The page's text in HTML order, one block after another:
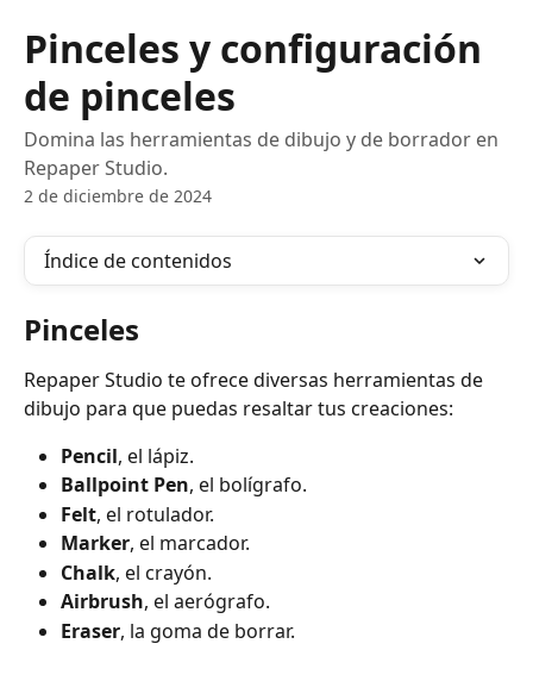
Pinceles y configuración
de pinceles
Domina las herramientas de dibujo y de borrador en
Repaper Studio.
2 de diciembre de 2024
Índice de contenidos
Pinceles
Repaper Studio te ofrece diversas herramientas de
dibujo para que puedas resaltar tus creaciones:
Pencil, el lápiz.
Ballpoint Pen, el bolígrafo.
Felt, el rotulador.
Marker, el marcador.
Chalk, el crayón.
Airbrush, el aerógrafo.
Eraser, la goma de borrar.